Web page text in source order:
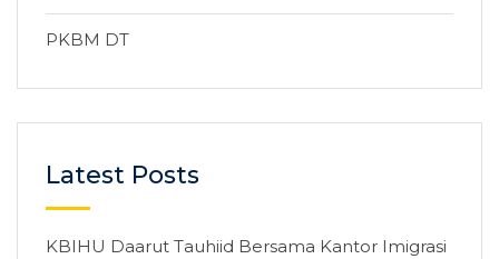
PKBM DT
Latest Posts
KBIHU Daarut Tauhiid Bersama Kantor Imigrasi